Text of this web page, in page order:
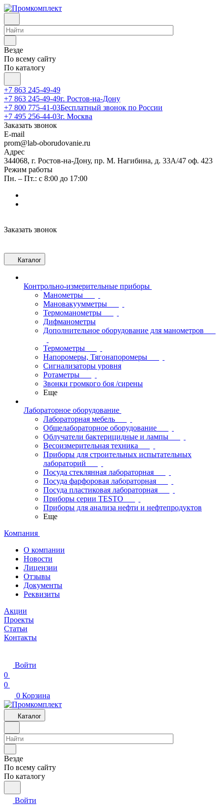
Везде
По всему сайту
По каталогу
+7 863 245-49-49
+7 863 245-49-49г. Ростов-на-Дону
+7 800 775-41-03Бесплатный звонок по России
+7 495 256-44-03г. Москва
Заказать звонок
E-mail
prom@lab-oborudovanie.ru
Адрес
344068, г. Ростов-на-Дону, пр. М. Нагибина, д. 33А/47 оф. 423
Режим работы
Пн. – Пт.: с 8:00 до 17:00
Заказать звонок
Каталог
Контрольно-измерительные приборы
Манометры
Мановакуумметры
Термоманометры
Дифманометры
Дополнительное оборудование для манометров
Термометры
Напоромеры, Тягонапоромеры
Сигнализаторы уровня
Ротаметры
Звонки громкого боя /сирены
Еще
Лабораторное оборудование
Лабораторная мебель
Общелабораторное оборудование
Облучатели бактерицидные и лампы
Весоизмерительная техника
Приборы для строительных испытательных
лабораторий
Посуда стеклянная лабораторная
Посуда фарфоровая лабораторная
Посуда пластиковая лабораторная
Приборы серии TESTO
Приборы для анализа нефти и нефтепродуктов
Еще
Компания
О компании
Новости
Лицензии
Отзывы
Документы
Реквизиты
Акции
Проекты
Статьи
Контакты
Войти
0
0
0 Корзина
Каталог
Везде
По всему сайту
По каталогу
Войти